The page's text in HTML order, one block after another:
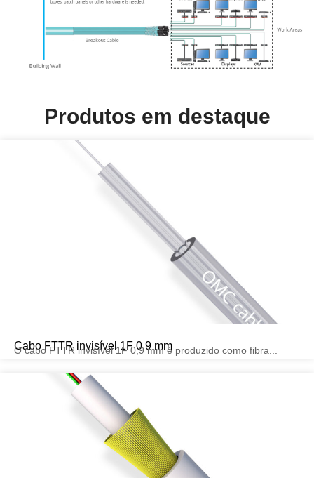
Produtos em destaque
Cabo FTTR invisível 1F 0,9 mm
O cabo FTTR invisível 1F 0,9 mm é produzido como fibra...